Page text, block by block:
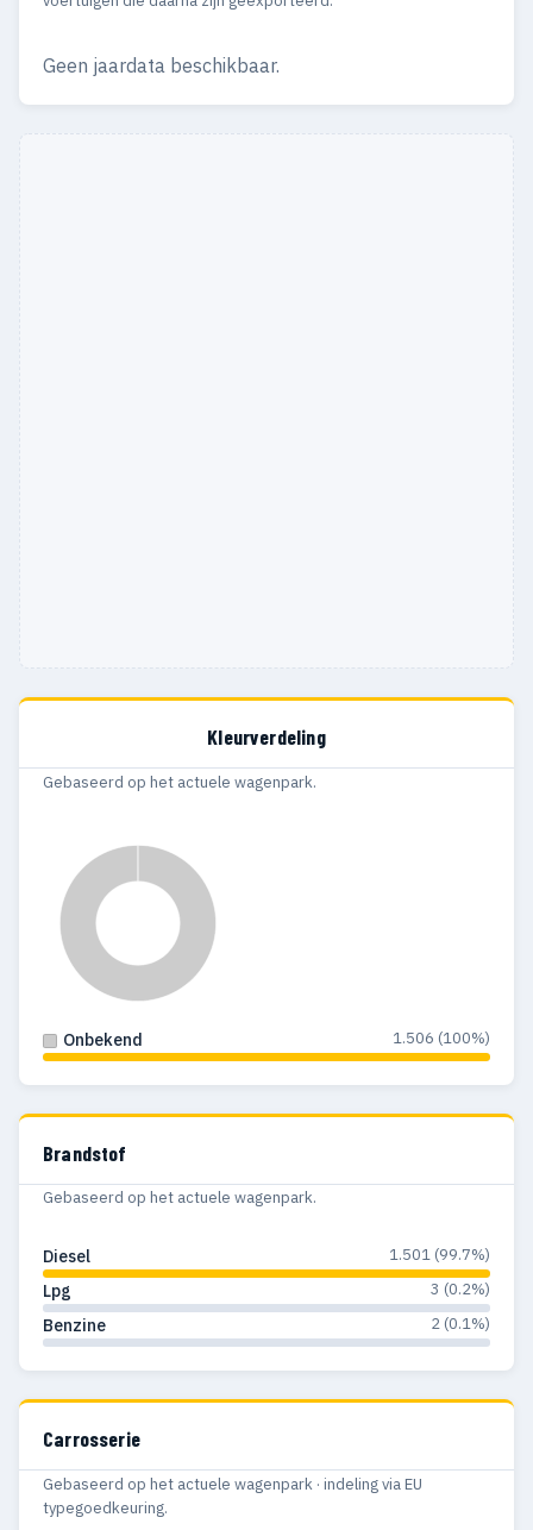
Geen jaardata beschikbaar.
Kleurverdeling
Gebaseerd op het actuele wagenpark.
Onbekend 1.506 (100%)
Brandstof
Gebaseerd op het actuele wagenpark.
Diesel 1.501 (99.7%)
Lpg 3 (0.2%)
Benzine 2 (0.1%)
Carrosserie
Gebaseerd op het actuele wagenpark · indeling via EU
typegoedkeuring.